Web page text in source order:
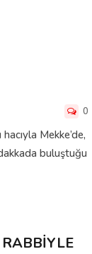
0
Mekke’de,
buluştuğu